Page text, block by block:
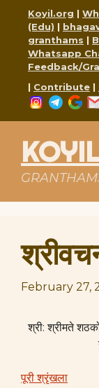
content
Koyil.org |
(Edu) |
granthams |
Whatsapp
Feedback/
| Contribute |
Instagram
February 27,
श्री: श्रीमते
पूरी श्रृंखला